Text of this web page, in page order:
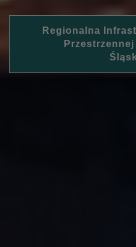
Regionalna